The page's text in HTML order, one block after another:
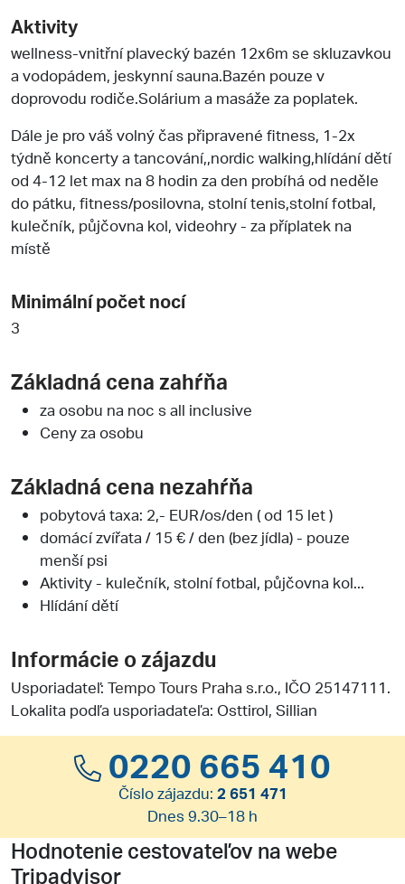
Aktivity
wellness-vnitřní plavecký bazén 12x6m se skluzavkou
a vodopádem, jeskynní sauna.Bazén pouze v
doprovodu rodiče.Solárium a masáže za poplatek.
Dále je pro váš volný čas připravené fitness, 1-2x
týdně koncerty a tancování,,nordic walking,hlídání dětí
od 4-12 let max na 8 hodin za den probíhá od neděle
do pátku, fitness/posilovna, stolní tenis,stolní fotbal,
kulečník, půjčovna kol, videohry - za příplatek na
místě
Minimální počet nocí
3
Základná cena zahŕňa
za osobu na noc s all inclusive
Ceny za osobu
Základná cena nezahŕňa
pobytová taxa: 2,- EUR/os/den ( od 15 let )
domácí zvířata / 15 € / den (bez jídla) - pouze
menší psi
Aktivity - kulečník, stolní fotbal, půjčovna kol...
Hlídání dětí
Informácie o zájazdu
Usporiadateľ: Tempo Tours Praha s.r.o., IČO 25147111.
Lokalita podľa usporiadateľa: Osttirol, Sillian
0220 665 410
Číslo zájazdu: 2 651 471
Dnes 9.30–18 h
Hodnotenie cestovateľov na webe
Tripadvisor